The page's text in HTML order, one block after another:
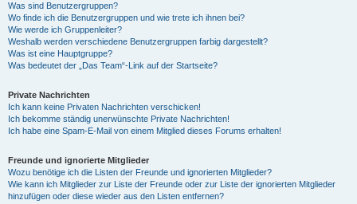
Was sind Benutzergruppen?
Wo finde ich die Benutzergruppen und wie trete ich ihnen bei?
Wie werde ich Gruppenleiter?
Weshalb werden verschiedene Benutzergruppen farbig dargestellt?
Was ist eine Hauptgruppe?
Was bedeutet der „Das Team“-Link auf der Startseite?
Private Nachrichten
Ich kann keine Privaten Nachrichten verschicken!
Ich bekomme ständig unerwünschte Private Nachrichten!
Ich habe eine Spam-E-Mail von einem Mitglied dieses Forums erhalten!
Freunde und ignorierte Mitglieder
Wozu benötige ich die Listen der Freunde und ignorierten Mitglieder?
Wie kann ich Mitglieder zur Liste der Freunde oder zur Liste der ignorierten Mitglieder
hinzufügen oder diese wieder aus den Listen entfernen?